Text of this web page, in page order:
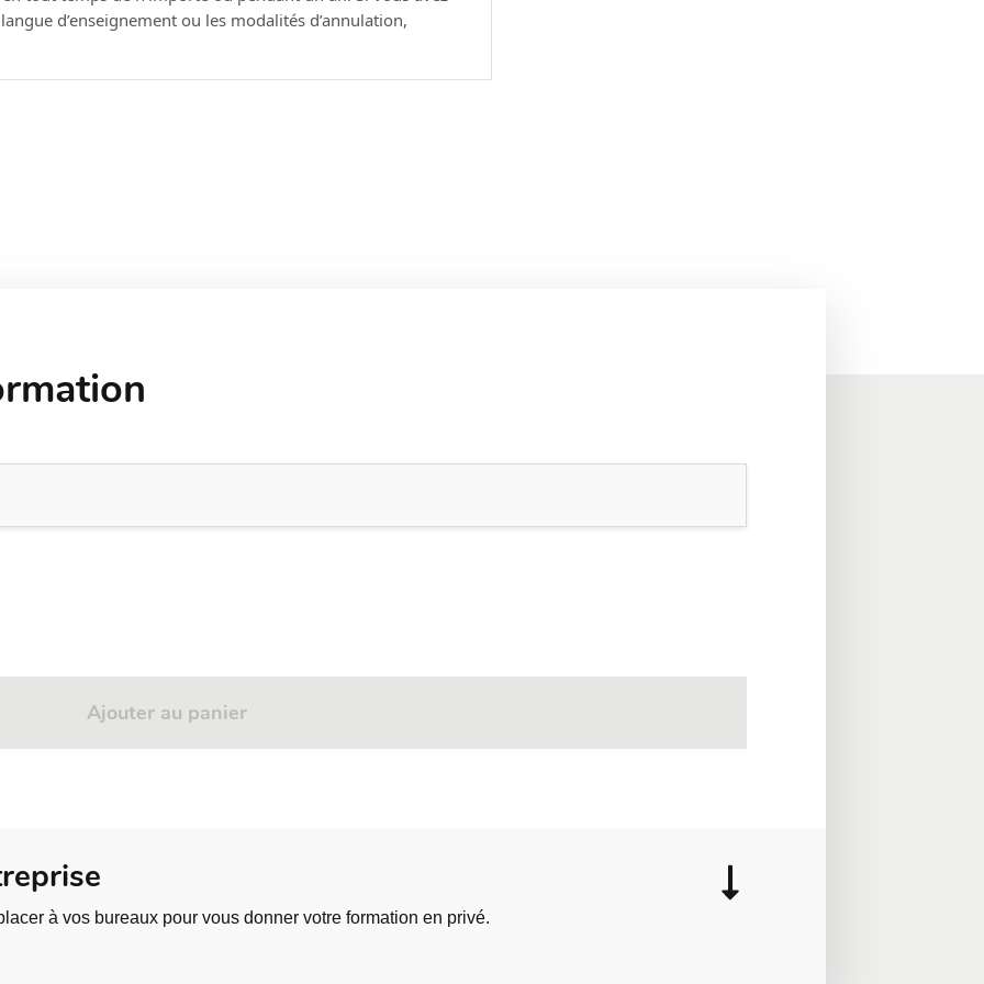
Power Apps Studio
d’un modèle
de données
d’enseignement ou les modalités d’annulation,
Ajouter au panier
à vos bureaux pour vous donner votre formation en privé.